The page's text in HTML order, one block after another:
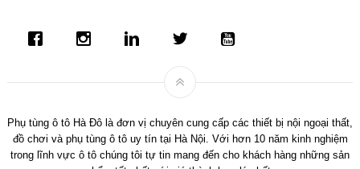
Phụ tùng ô tô Hà Đô là đơn vị chuyên cung cấp các thiết bị nội ngoại thất,
đồ chơi và phụ tùng ô tô uy tín tại Hà Nội. Với hơn 10 năm kinh nghiệm
trong lĩnh vực ô tô chúng tôi tự tin mang đến cho khách hàng những sản